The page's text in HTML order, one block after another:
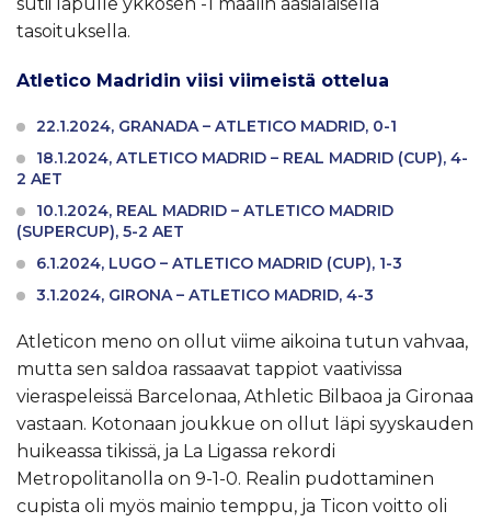
tasoituksella.
Atletico Madridin viisi viimeistä ottelua
22.1.2024, GRANADA – ATLETICO MADRID, 0-1
18.1.2024, ATLETICO MADRID – REAL MADRID (CUP), 4-
2 AET
10.1.2024, REAL MADRID – ATLETICO MADRID
(SUPERCUP), 5-2 AET
6.1.2024, LUGO – ATLETICO MADRID (CUP), 1-3
3.1.2024, GIRONA – ATLETICO MADRID, 4-3
Atleticon meno on ollut viime aikoina tutun vahvaa,
mutta sen saldoa rassaavat tappiot vaativissa
vieraspeleissä Barcelonaa, Athletic Bilbaoa ja Gironaa
vastaan. Kotonaan joukkue on ollut läpi syyskauden
huikeassa tikissä, ja La Ligassa rekordi
Metropolitanolla on 9-1-0. Realin pudottaminen
cupista oli myös mainio temppu, ja Ticon voitto oli